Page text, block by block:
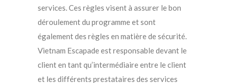
services. Ces règles visent à assurer le bon
déroulement du programme et sont
également des règles en matière de sécurité.
Vietnam Escapade est responsable devant le
client en tant qu’intermédiaire entre le client
et les différents prestataires des services